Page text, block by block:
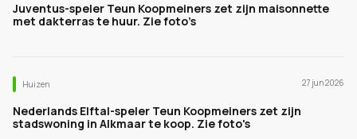
Juventus-speler Teun Koopmeiners zet zijn maisonnette
met dakterras te huur. Zie foto’s
Huizen 27 jun 2026
Nederlands Elftal-speler Teun Koopmeiners zet zijn
stadswoning in Alkmaar te koop. Zie foto's